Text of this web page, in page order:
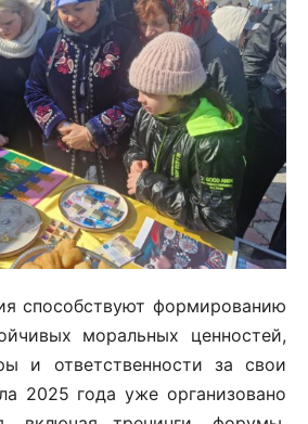
способствуют формированию
моральных ценностей,
и ответственности за свои
2025 года уже организовано